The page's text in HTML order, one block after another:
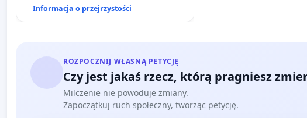
Informacja o przejrzystości
ROZPOCZNIJ WŁASNĄ PETYCJĘ
Czy jest jakaś rzecz, którą pragniesz
Milczenie nie powoduje zmiany.
Zapoczątkuj ruch społeczny, tworząc petycję.